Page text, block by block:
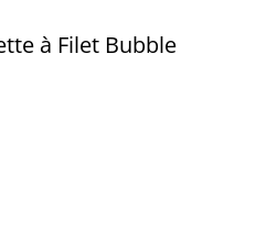
à Filet Bubble